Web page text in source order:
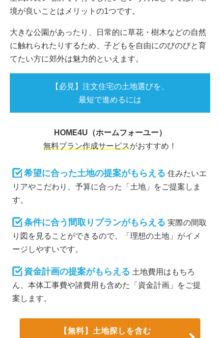
境が良いことはメリットの1つです。
大きな公園があったり、日常的に草花・樹木などの自然
に触れられたりするため、子どもを自由にのびのびと育
てたい方に郊外は魅力的といえます。
【必見】注文住宅の土地選びを、
最短で進めるには
HOME4U（ホームフォーユー）
無料プラン作成サービスがおすすめ！
希望に合った土地の提案がもらえる 住みたいエ
リアやこだわり、予算に合った「土地」をご提案しま
す。
条件に合う間取りプランがもらえる 実際の間取
り図を見ることができるので、「理想の土地」がイメ
ージしやすいです。
資金計画の提案がもらえる 土地費用はもちろ
ん、本体工事費や諸費用も含めた「資金計画」をご提
案します。
【無料】土地探しを含む